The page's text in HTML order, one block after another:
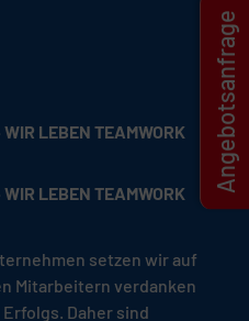
LEBEN TEAMWORK
LEBEN TEAMWORK
setzen wir auf
Mitarbeitern verdanken
Daher sind
Angebotsanfrage